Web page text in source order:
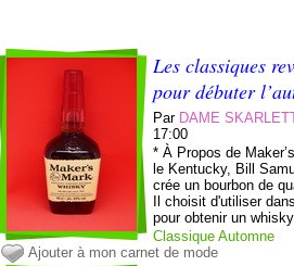
Les classiques
pour débuter
Par DAME
17:00
* À Propos de
le Kentucky, Bill
crée un bourbon de
Il choisit d'utiliser
pour obtenir un
Classique Automne
Ajouter à mon carnet de mode